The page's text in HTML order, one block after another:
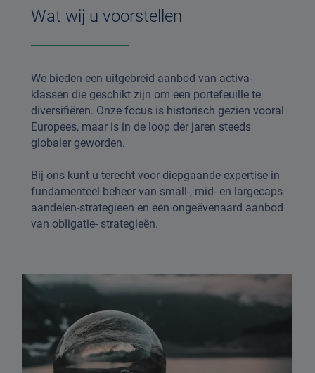
Wat wij u voorstellen
We bieden een uitgebreid aanbod van activa-
klassen die geschikt zijn om een portefeuille te
diversifiëren. Onze focus is historisch gezien vooral
Europees, maar is in de loop der jaren steeds
globaler geworden.
Bij ons kunt u terecht voor diepgaande expertise in
fundamenteel beheer van small-, mid- en largecaps
aandelen-strategieen en een ongeëvenaard aanbod
van obligatie- strategieën.